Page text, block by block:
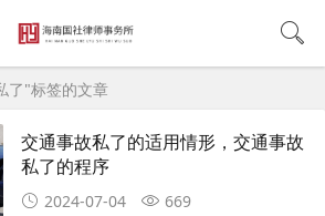
了"标签的文章
交通事故私了的适用情形，交通事故
私了的程序
2024-07-04 669